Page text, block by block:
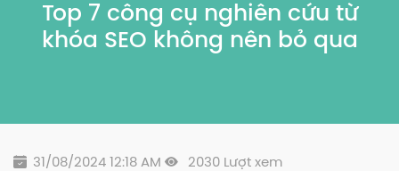
Top 7 công cụ nghiên cứu từ
khóa SEO không nên bỏ qua
31/08/2024 12:18 AM 2030 Lượt xem